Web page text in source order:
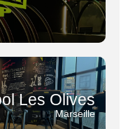
Les Olives
Marseille